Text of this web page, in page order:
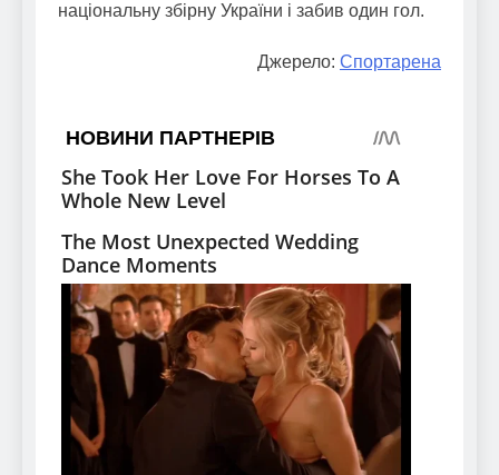
національну збірну України і забив один гол.
Джерело: Спортарена